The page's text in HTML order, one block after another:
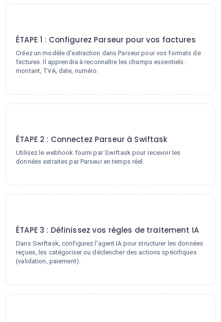
ÉTAPE 1 : Configurez Parseur pour vos factures
Créez un modèle d'extraction dans Parseur pour vos formats de
factures. Il apprendra à reconnaître les champs essentiels :
montant, TVA, date, numéro.
ÉTAPE 2 : Connectez Parseur à Swiftask
Utilisez le webhook fourni par Swiftask pour recevoir les
données extraites par Parseur en temps réel.
ÉTAPE 3 : Définissez vos règles de traitement IA
Dans Swiftask, configurez l'agent IA pour structurer les données
reçues, les catégoriser ou déclencher des actions spécifiques
(validation, paiement).